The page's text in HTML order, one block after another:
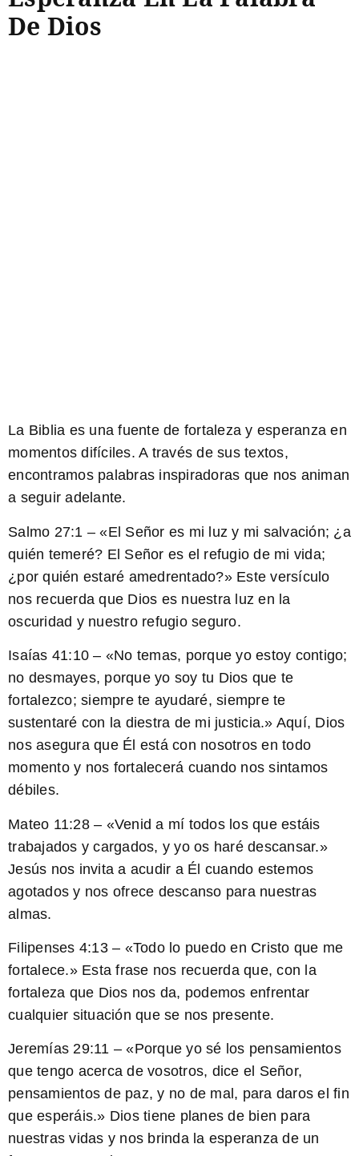
De Dios
La Biblia es una fuente de fortaleza y esperanza en
momentos difíciles. A través de sus textos,
encontramos palabras inspiradoras que nos animan
a seguir adelante.
Salmo 27:1 – «El Señor es mi luz y mi salvación; ¿a
quién temeré? El Señor es el refugio de mi vida;
¿por quién estaré amedrentado?» Este versículo
nos recuerda que Dios es nuestra luz en la
oscuridad y nuestro refugio seguro.
Isaías 41:10– «No temas, porque yo estoy contigo;
no desmayes, porque yo soy tu Dios que te
fortalezco; siempre te ayudaré, siempre te
sustentaré con la diestra de mi justicia.» Aquí, Dios
nos asegura que Él está con nosotros en todo
momento y nos fortalecerá cuando nos sintamos
débiles.
Mateo 11:28 – «Venid a mí todos los que estáis
trabajados y cargados, y yo os haré descansar.»
Jesús nos invita a acudir a Él cuando estemos
agotados y nos ofrece descanso para nuestras
almas.
Filipenses 4:13 – «Todo lo puedo en Cristo que me
fortalece.» Esta frase nos recuerda que, con la
fortaleza que Dios nos da, podemos enfrentar
cualquier situación que se nos presente.
Jeremías 29:11 – «Porque yo sé los pensamientos
que tengo acerca de vosotros, dice el Señor,
pensamientos de paz, y no de mal, para daros el fin
que esperáis.» Dios tiene planes de bien para
nuestras vidas y nos brinda la esperanza de un